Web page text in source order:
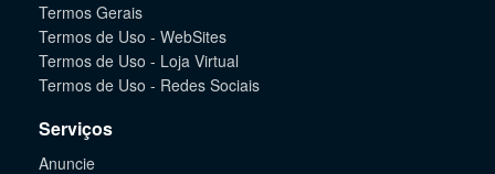
Termos Gerais
Termos de Uso - WebSites
Termos de Uso - Loja Virtual
Termos de Uso - Redes Sociais
Serviços
Anuncie